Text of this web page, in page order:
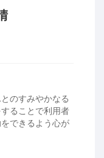
のすみやかなる
ることで利用者
できるよう心が